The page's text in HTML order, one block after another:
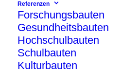
Referenzen
Forschungsbauten
Gesundheitsbauten
Hochschulbauten
Schulbauten
Kulturbauten